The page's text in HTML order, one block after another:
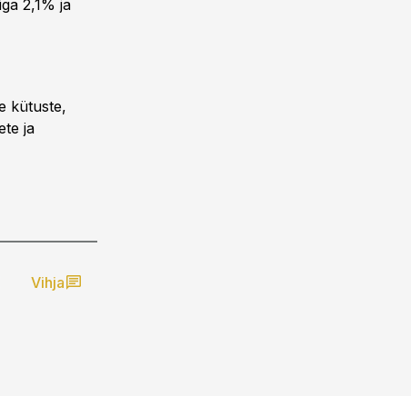
2,1% ja
kütuste,
ja
Vihja